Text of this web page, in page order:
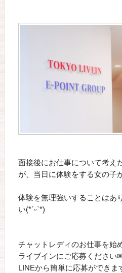
面接後にお仕事について考え
が、当日に体験をする女の子
体験を無理強いすることはあ
い(*ˊᵕˋ*)
チャットレディのお仕事を始
ライブインにご応募ください
LINEから簡単に応募ができま